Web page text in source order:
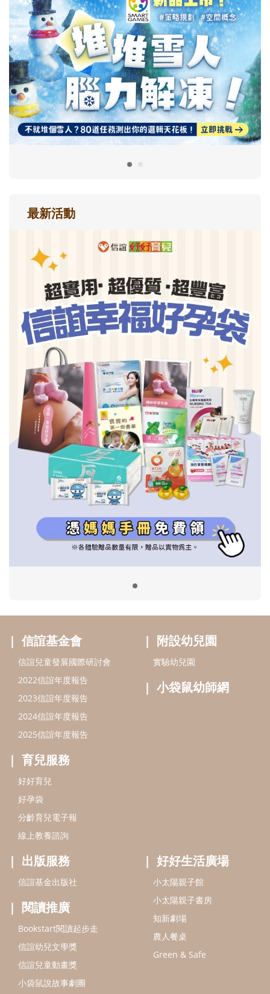
最新活動
信誼基金會
2022信誼年度報告
2023信誼年度報告
2024信誼年度報告
好孕袋
分齡育兒電子報
線上教養諮詢
附設幼兒園
小袋鼠幼師網
出版服務
信誼基金出版社
閱讀推廣
Bookstart閱讀起步走
信誼幼兒文學獎
信誼兒童動畫獎
小袋鼠說故事劇團
service@hsin-yi.org.tw
信誼好好育兒
小太陽親子書房
(02)2396-5305轉2345 (週一～週五 9:00～18:00)
認識信誼 合作洽談 智慧財產權聲明
本網站建議使用IE9(含以上)或 Google Chrome 版本瀏覽器
信誼基金會/上誼文化實業股份有限公司 版權所有 ©